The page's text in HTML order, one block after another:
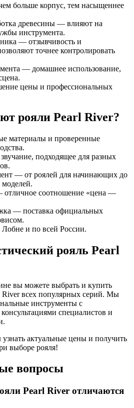
больше корпус, тем насыщеннее
древесины — влияют на
инструмента.
— отзывчивость и
точнее контролировать
— домашнее использование,
цены и профессиональных
рояли Pearl River?
материалы и проверенные
подходящее для разных
— от роялей для начинающих до
соотношение «цена —
— поставка официальных
Лобне и по всей России.
рояль Pearl
вы можете выбрать и купить
River всех популярных серий. Мы
инструменты с
специалистов и
актуальные цены и получить
выборе рояля!
вопросы
Pearl River отличаются